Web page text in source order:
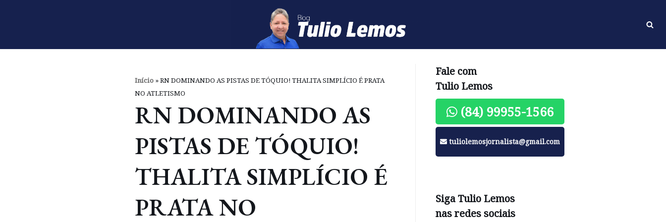
o
Início »RN DOMINANDO AS PISTAS DE TÓQUIO! THALITA SIMPLÍCIO É PRATA
NO ATLETISMO
RN DOMINANDO AS
PISTAS DE TÓQUIO!
THALITA SIMPLÍCIO É
PRATA NO
Fale com
Tulio Lemos
(84) 99955-1566
tuliolemosjornalista@gmail.com
Siga Tulio Lemos
nas redes sociais